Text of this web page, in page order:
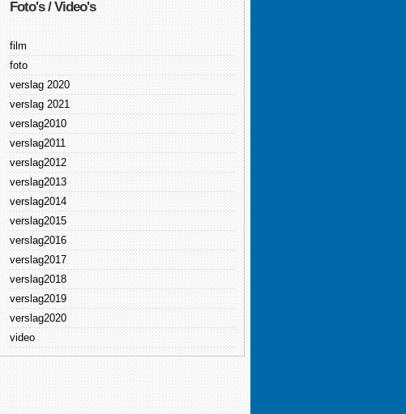
Foto's / Video's
film
foto
verslag 2020
verslag 2021
verslag2010
verslag2011
verslag2012
verslag2013
verslag2014
verslag2015
verslag2016
verslag2017
verslag2018
verslag2019
verslag2020
video